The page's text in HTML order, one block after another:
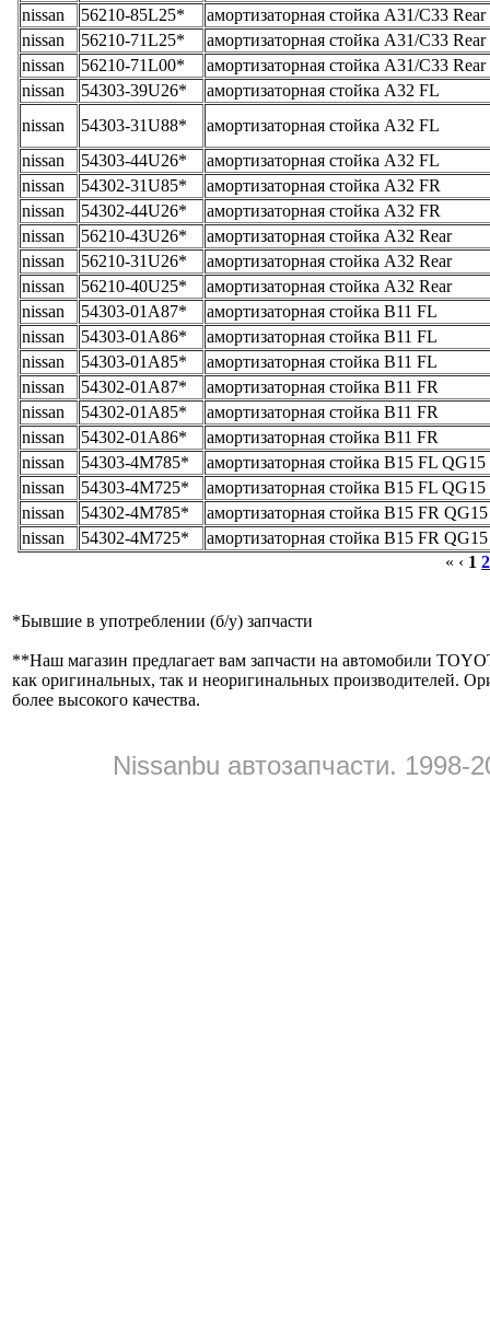
nissan
56210-85L25*
амортизаторная стойка A31/C33 Rear
nissan
56210-71L25*
амортизаторная стойка A31/C33 Rear
nissan
56210-71L00*
амортизаторная стойка A31/C33
nissan
54303-39U26*
амортизаторная стойка A32 FL
nissan
54303-31U88*
амортизаторная стойка A32 FL
nissan
54303-44U26*
амортизаторная стойка A32 FL
nissan
54302-31U85*
амортизаторная стойка A32 FR
nissan
54302-44U26*
амортизаторная стойка A32 FR
nissan
56210-43U26*
амортизаторная стойка A32 Rear
nissan
56210-31U26*
амортизаторная стойка A32 Rear
nissan
56210-40U25*
амортизаторная стойка A32 Rear
nissan
54303-01A87*
амортизаторная стойка B11 FL
nissan
54303-01A86*
амортизаторная стойка B11 FL
nissan
54303-01A85*
амортизаторная стойка B11 FL
nissan
54302-01A87*
амортизаторная стойка B11 FR
nissan
54302-01A85*
амортизаторная стойка B11 FR
nissan
54302-01A86*
амортизаторная стойка B11 FR
nissan
54303-4M785*
амортизаторная стойка B15 FL
nissan
54303-4M725*
амортизаторная стойка B15 FL
nissan
54302-4M785*
амортизаторная стойка B15 FR
nissan
54302-4M725*
амортизаторная стойка B15 FR
« ‹ 1 2
*Бывшие в употреблении (б/y) запчасти
**Наш магазин предлагает вам запчасти на автомобили
как оригинальных, так и неоригинальных производителей.
более высокого качества.
Nissanbu автозапчасти. 1998-